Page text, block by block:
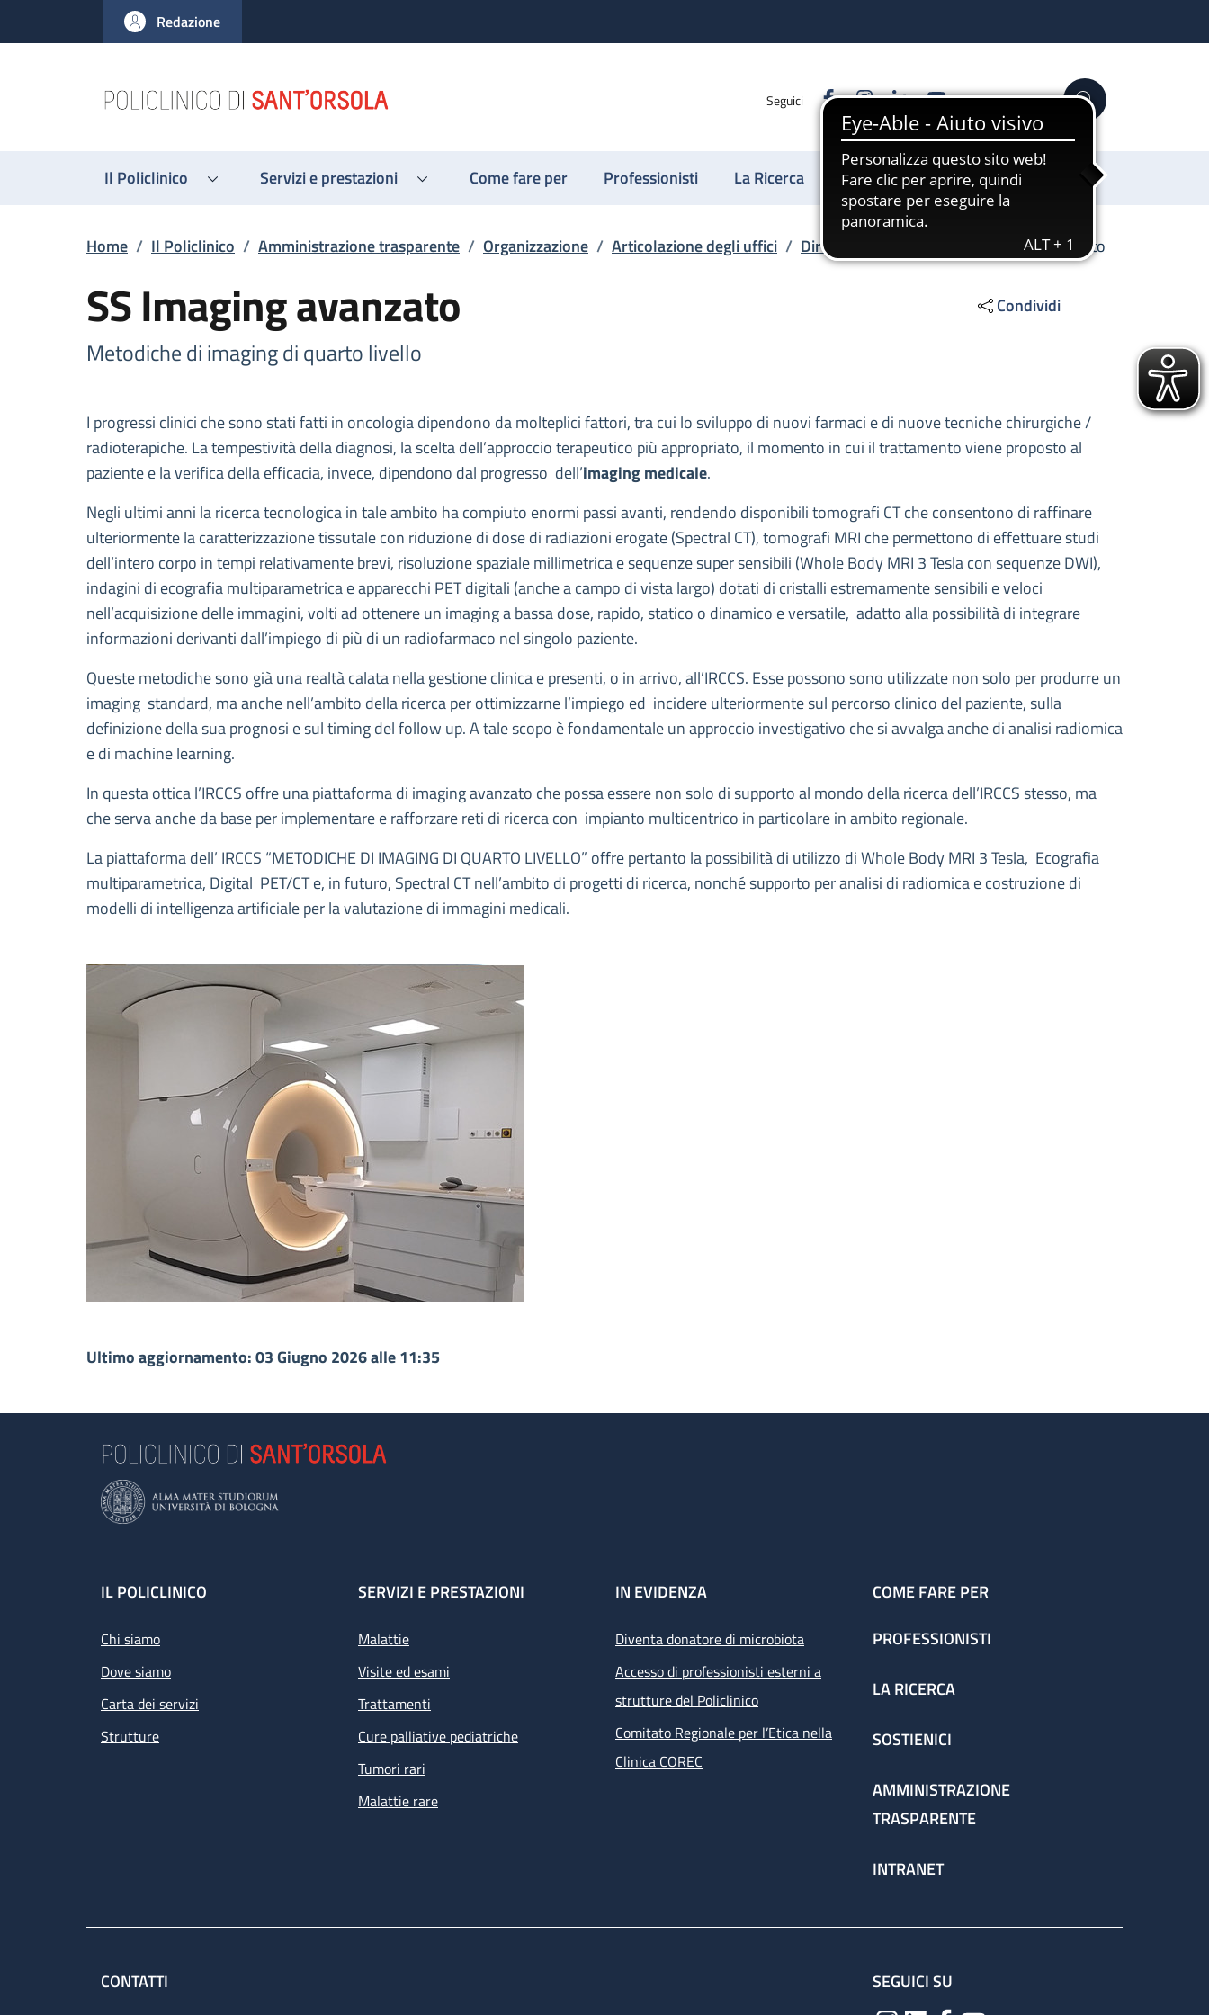
al contenuto principale
to footer content
Redazione
Seguici FacebookInstagram
LinkedinYouTube Cerca
Il Policlinico Servizi e prestazioni Come fare per Professionisti La Ricerca Sostienici
Briciole di pane
Home / Il Policlinico / Amministrazione trasparente / Organizzazione / Articolazione degli uffici / Direzione Scientifica SS Imaging avanzato
SS Imaging avanzato
Metodiche di imaging di quarto livello
Condividi
Descrizione
I progressi clinici che sono stati fatti in oncologia dipendono da molteplici fattori, tra cui lo sviluppo di nuovi farmaci e di nuove tecniche chirurgiche /
radioterapiche. La tempestività della diagnosi, la scelta dell’approccio terapeutico più appropriato, il momento in cui il trattamento viene proposto al
paziente e la verifica della efficacia, invece, dipendono dal progresso dell’imaging medicale.
Negli ultimi anni la ricerca tecnologica in tale ambito ha compiuto enormi passi avanti, rendendo disponibili tomografi CT che consentono di raffinare
ulteriormente la caratterizzazione tissutale con riduzione di dose di radiazioni erogate (Spectral CT), tomografi MRI che permettono di effettuare studi
dell’intero corpo in tempi relativamente brevi, risoluzione spaziale millimetrica e sequenze super sensibili (Whole Body MRI 3 Tesla con sequenze DWI),
indagini di ecografia multiparametrica e apparecchi PET digitali (anche a campo di vista largo) dotati di cristalli estremamente sensibili e veloci
nell’acquisizione delle immagini, volti ad ottenere un imaging a bassa dose, rapido, statico o dinamico e versatile, adatto alla possibilità di integrare
informazioni derivanti dall’impiego di più di un radiofarmaco nel singolo paziente.
Queste metodiche sono già una realtà calata nella gestione clinica e presenti, o in arrivo, all’IRCCS. Esse possono sono utilizzate non solo per produrre un
imaging standard, ma anche nell’ambito della ricerca per ottimizzarne l’impiego ed incidere ulteriormente sul percorso clinico del paziente, sulla
definizione della sua prognosi e sul timing del follow up. A tale scopo è fondamentale un approccio investigativo che si avvalga anche di analisi radiomica
e di machine learning.
In questa ottica l’IRCCS offre una piattaforma di imaging avanzato che possa essere non solo di supporto al mondo della ricerca dell’IRCCS stesso, ma
che serva anche da base per implementare e rafforzare reti di ricerca con impianto multicentrico in particolare in ambito regionale.
La piattaforma dell’ IRCCS “METODICHE DI IMAGING DI QUARTO LIVELLO” offre pertanto la possibilità di utilizzo di Whole Body MRI 3 Tesla, Ecografia
multiparametrica, Digital PET/CT e, in futuro, Spectral CT nell’ambito di progetti di ricerca, nonché supporto per analisi di radiomica e costruzione di
modelli di intelligenza artificiale per la valutazione di immagini medicali.
Ultimo aggiornamento: 03 Giugno 2026 alle 11:35
Footer
IL POLICLINICO
Chi siamo
Dove siamo
Carta dei servizi
Strutture
SERVIZI E PRESTAZIONI
Malattie
Visite ed esami
Trattamenti
Cure palliative pediatriche
Tumori rari
Malattie rare
IN EVIDENZA
Diventa donatore di microbiota
Accesso di professionisti esterni a
strutture del Policlinico
Comitato Regionale per l’Etica nella
Clinica COREC
COME FARE PER
PROFESSIONISTI
LA RICERCA
SOSTIENICI
AMMINISTRAZIONE
TRASPARENTE
INTRANET
CONTATTI SEGUICI SU